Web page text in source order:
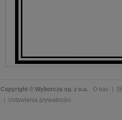
Copyright © Wyborcza sp. z o.o. O nas
Ustawienia prywatności